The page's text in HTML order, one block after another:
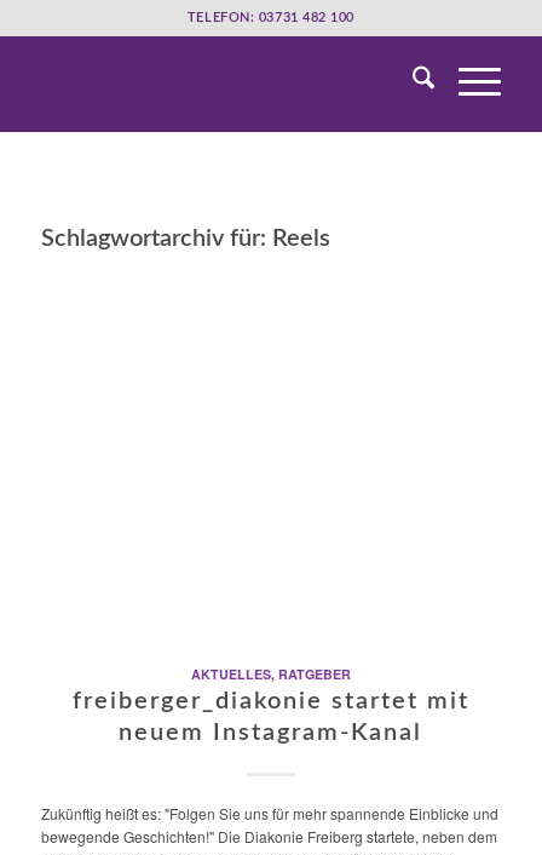
TELEFON: 03731 482 100
Schlagwortarchiv für: Reels
AKTUELLES, RATGEBER
freiberger_diakonie startet mit
neuem Instagram-Kanal
Zukünftig heißt es: "Folgen Sie uns für mehr spannende Einblicke und
bewegende Geschichten!" Die Diakonie Freiberg startete, neben dem